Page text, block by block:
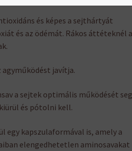
és képes a sejthártyát
és az ödémát. Rákos áttéteknél a
agyműködést javítja.
a sejtek optimális működését
és pótolni kell.
egy kapszulaformával is, amely a
elengedhetetlen aminosavakat